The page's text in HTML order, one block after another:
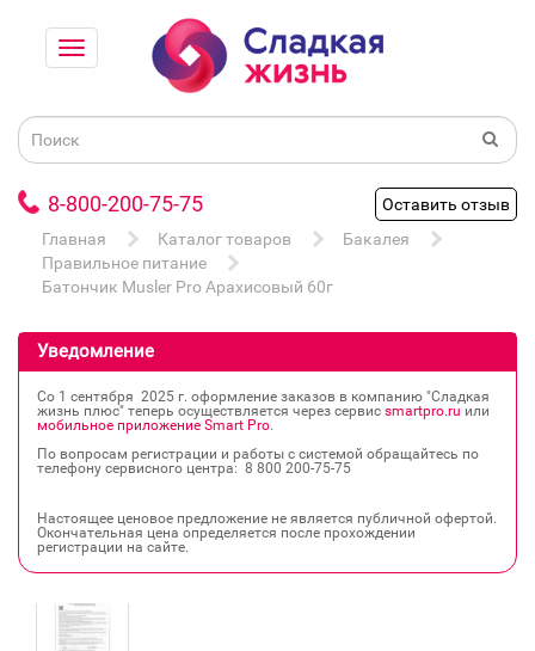
8-800-200-75-75
Оставить отзыв
Главная
Каталог товаров
Бакалея
Правильное питание
Батончик Musler Pro Арахисовый 60г
Уведомление
Со 1 сентября 2025 г. оформление заказов в компанию "Сладкая
жизнь плюс" теперь осуществляется через сервис smartpro.ru или
мобильное приложение Smart Pro.
По вопросам регистрации и работы с системой обращайтесь по
телефону сервисного центра: 8 800 200‐75‐75
Настоящее ценовое предложение не является публичной офертой.
Окончательная цена определяется после прохождении
регистрации на сайте.